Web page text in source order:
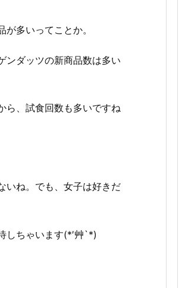
多いってことか。
ンダッツの新商品数は多い
ら、試食回数も多いですね
いね。でも、女子は好きだ
しちゃいます(*′艸`*)